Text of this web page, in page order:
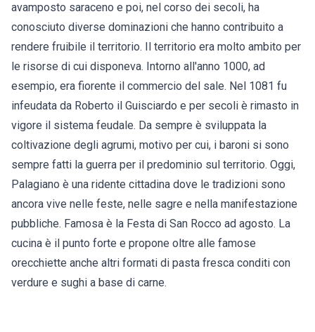
avamposto saraceno e poi, nel corso dei secoli, ha
conosciuto diverse dominazioni che hanno contribuito a
rendere fruibile il territorio. Il territorio era molto ambito per
le risorse di cui disponeva. Intorno all'anno 1000, ad
esempio, era fiorente il commercio del sale. Nel 1081 fu
infeudata da Roberto il Guisciardo e per secoli è rimasto in
vigore il sistema feudale. Da sempre è sviluppata la
coltivazione degli agrumi, motivo per cui, i baroni si sono
sempre fatti la guerra per il predominio sul territorio. Oggi,
Palagiano è una ridente cittadina dove le tradizioni sono
ancora vive nelle feste, nelle sagre e nella manifestazione
pubbliche. Famosa è la Festa di San Rocco ad agosto. La
cucina è il punto forte e propone oltre alle famose
orecchiette anche altri formati di pasta fresca conditi con
verdure e sughi a base di carne.